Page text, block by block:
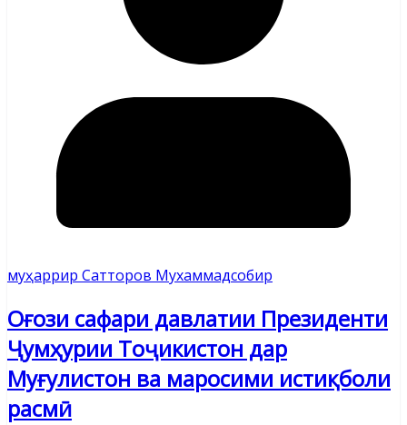
муҳаррир Сатторов Мухаммадсобир
Оғози сафари давлатии Президенти
Ҷумҳурии Тоҷикистон дар
Муғулистон ва маросими истиқболи
расмӣ